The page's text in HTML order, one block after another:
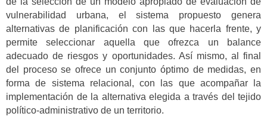
vulnerabilidad urbana, el sistema propuesto genera
alternativas de planificación con las que hacerla frente, y
permite seleccionar aquella que ofrezca un balance
adecuado de riesgos y oportunidades. Así mismo, al final
del proceso se ofrece un conjunto óptimo de medidas, en
forma de sistema relacional, con las que acompañar la
implementación de la alternativa elegida a través del tejido
político-administrativo de un territorio.